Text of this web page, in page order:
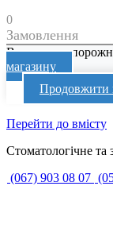
0
Замовлення
Ваш кошик
магазину
Продовжити
Перейти до вмісту
Стоматологічне та
(067) 903 08 07